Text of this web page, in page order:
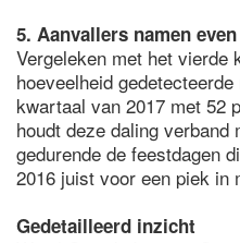
5. Aanvallers namen
Vergeleken met het vierde
hoeveelheid
kwartaal van 2017 met 52
houdt deze daling verband
gedurende de feestdagen
2016 juist voor een piek in
Gedetailleerd inzicht